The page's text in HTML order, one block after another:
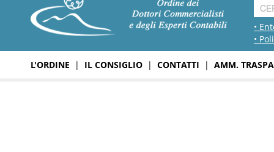
•
•
L'ORDINE | IL CONSIGLIO | CONTATTI | AMM.